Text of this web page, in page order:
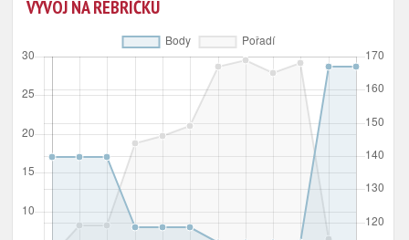
VÝVOJ NA REBRÍČKU